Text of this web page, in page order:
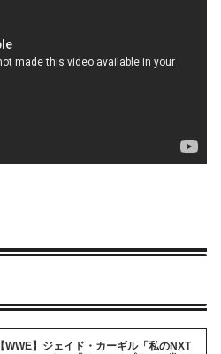
【WWE】ジェイド・カーギル「私のNXT